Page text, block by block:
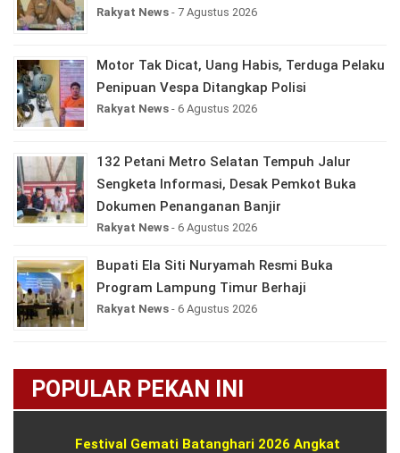
Rakyat News - 7 Agustus 2026
Motor Tak Dicat, Uang Habis, Terduga Pelaku
Penipuan Vespa Ditangkap Polisi
Rakyat News - 6 Agustus 2026
132 Petani Metro Selatan Tempuh Jalur
Sengketa Informasi, Desak Pemkot Buka
Dokumen Penanganan Banjir
Rakyat News - 6 Agustus 2026
Bupati Ela Siti Nuryamah Resmi Buka
Program Lampung Timur Berhaji
Rakyat News - 6 Agustus 2026
POPULAR PEKAN INI
Festival Gemati Batanghari 2026 Angkat